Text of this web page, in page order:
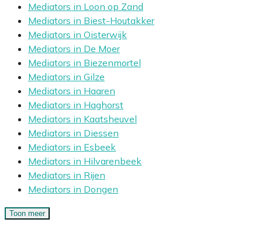
Mediators in Loon op Zand
Mediators in Biest-Houtakker
Mediators in Oisterwijk
Mediators in De Moer
Mediators in Biezenmortel
Mediators in Gilze
Mediators in Haaren
Mediators in Haghorst
Mediators in Kaatsheuvel
Mediators in Diessen
Mediators in Esbeek
Mediators in Hilvarenbeek
Mediators in Rijen
Mediators in Dongen
Toon meer